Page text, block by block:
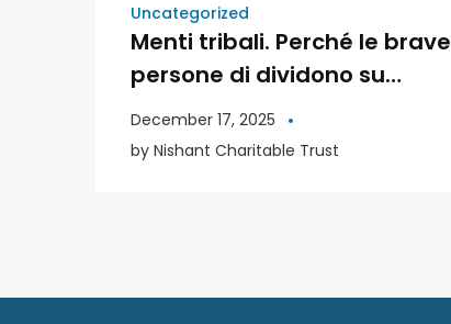
Uncategorized
Menti tribali. Perché le brave
persone di dividono su
politica e religione | Libri
Moderni
December 17, 2025
by Nishant Charitable Trust